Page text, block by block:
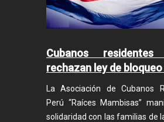
Cubanos
rechazan ley de bloqueo
La Asociación de Cubanos
Perú “Raíces Mambisas”
solidaridad con las familias de